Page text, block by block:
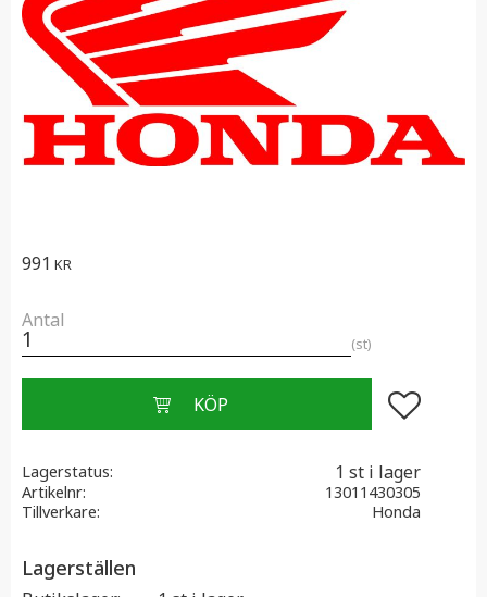
991 KR
Antal
st
Lägg till i
Lagerstatus 1 st i lager
Artikelnr
13011430305
Tillverkare
Honda
Lagerställen